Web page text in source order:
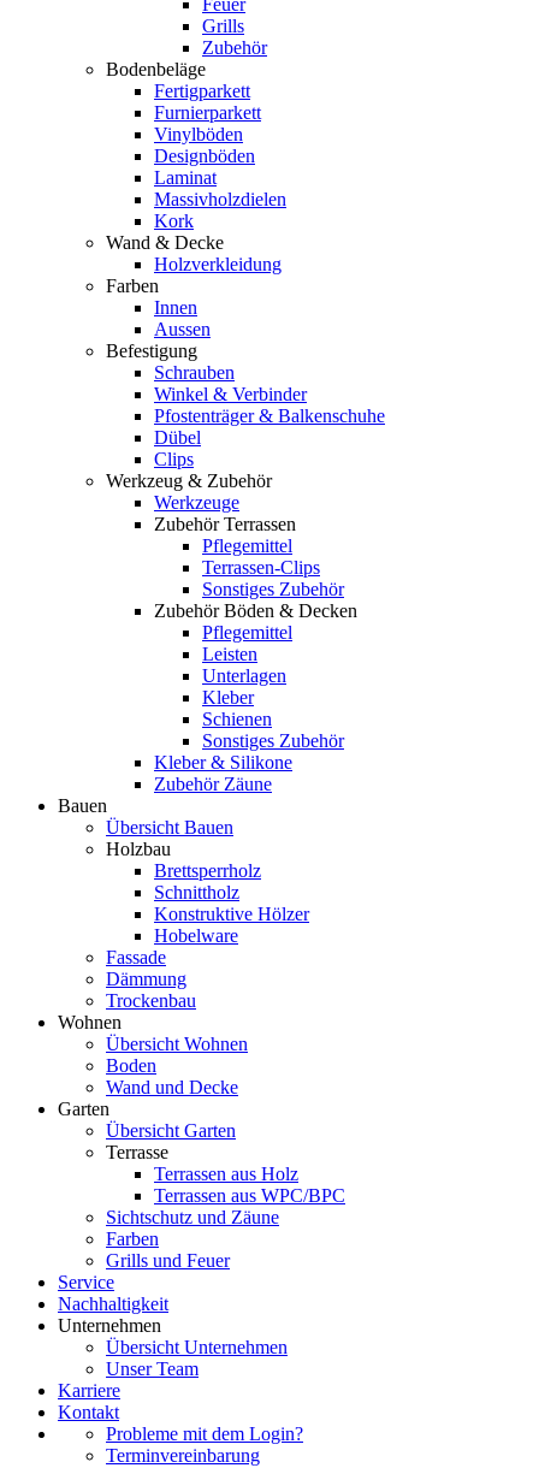
Grills
Zubehör
Bodenbeläge
Fertigparkett
Furnierparkett
Vinylböden
Designböden
Laminat
Massivholzdielen
Kork
Wand & Decke
Holzverkleidung
Farben
Innen
Aussen
Befestigung
Schrauben
Winkel & Verbinder
Pfostenträger & Balkenschuhe
Dübel
Clips
Werkzeug & Zubehör
Werkzeuge
Zubehör Terrassen
Pflegemittel
Terrassen-Clips
Sonstiges Zubehör
Zubehör Böden & Decken
Pflegemittel
Leisten
Unterlagen
Kleber
Schienen
Sonstiges Zubehör
Kleber & Silikone
Zubehör Zäune
Bauen
Übersicht Bauen
Holzbau
Brettsperrholz
Schnittholz
Konstruktive Hölzer
Hobelware
Fassade
Dämmung
Trockenbau
Wohnen
Übersicht Wohnen
Boden
Wand und Decke
Garten
Übersicht Garten
Terrasse
Terrassen aus Holz
Terrassen aus WPC/BPC
Sichtschutz und Zäune
Farben
Grills und Feuer
Service
Nachhaltigkeit
Unternehmen
Übersicht Unternehmen
Unser Team
Karriere
Kontakt
Probleme mit dem Login?
Terminvereinbarung